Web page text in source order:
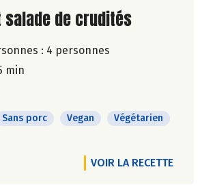
la recette
salade de crudités
: 4 personnes
min
Sans porc Vegan Végétarien
VOIR LA RECETTE